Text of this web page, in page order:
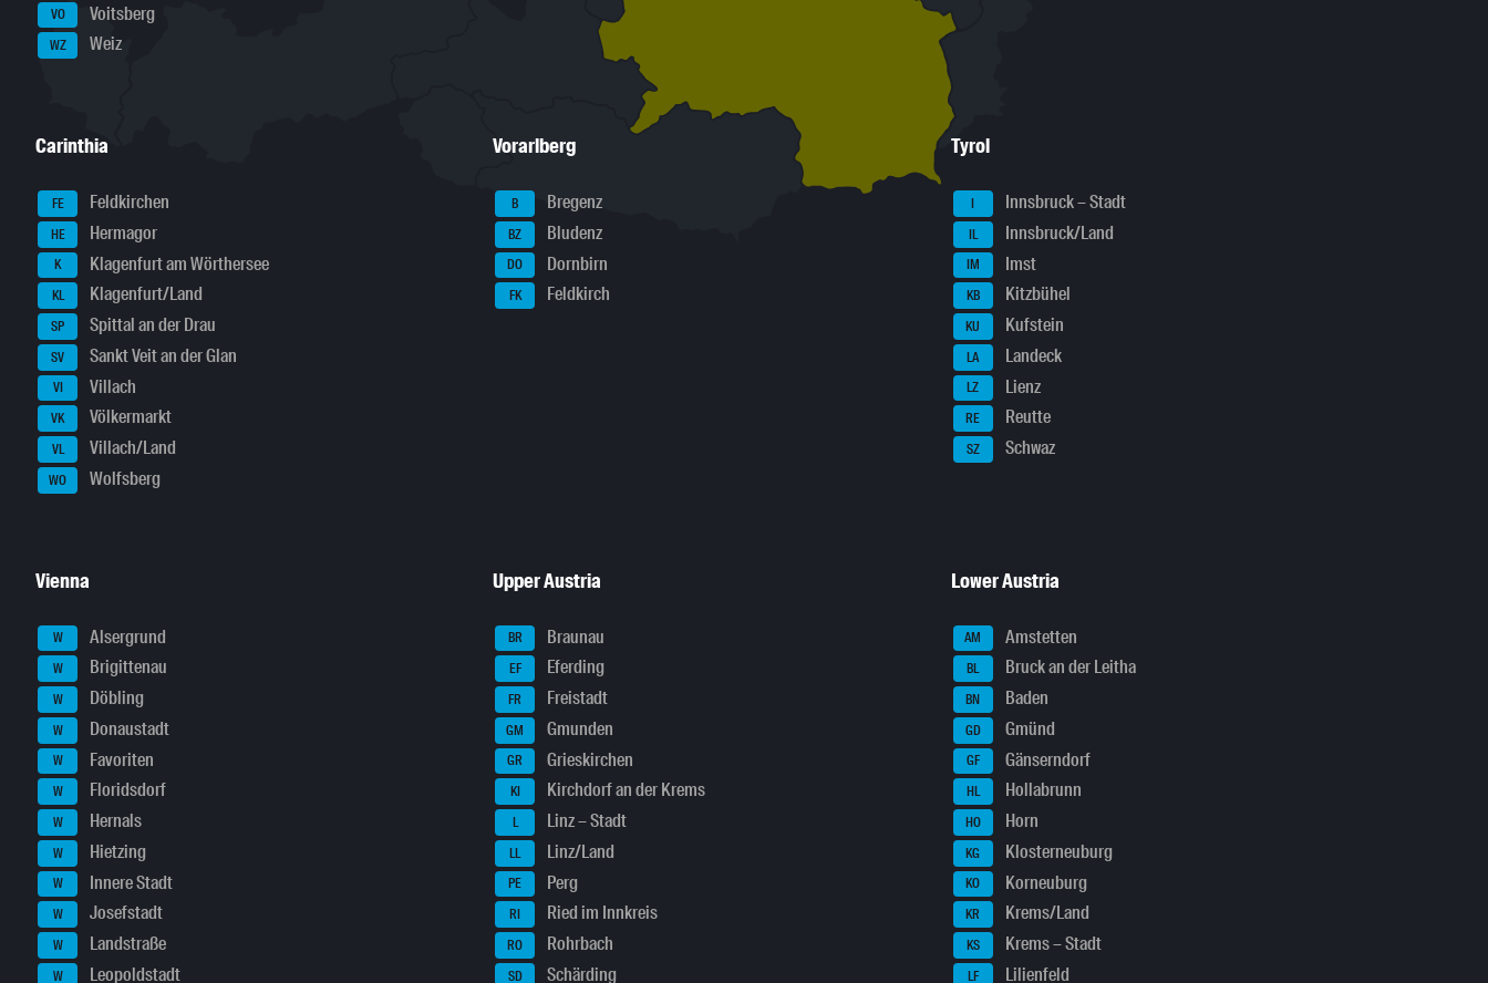
VO Voitsberg
WZ Weiz
Carinthia
FE Feldkirchen
HE Hermagor
K Klagenfurt am Wörthersee
KL Klagenfurt/Land
SP Spittal an der Drau
SV Sankt Veit an der Glan
VI Villach
VK Völkermarkt
VL Villach/Land
WO Wolfsberg
Vorarlberg
B Bregenz
BZ Bludenz
DO Dornbirn
FK Feldkirch
Tyrol
I Innsbruck – Stadt
IL Innsbruck/Land
IM Imst
KB Kitzbühel
KU Kufstein
LA Landeck
LZ Lienz
RE Reutte
SZ Schwaz
Vienna
W Alsergrund
W Brigittenau
W Döbling
W Donaustadt
W Favoriten
W Floridsdorf
W Hernals
W Hietzing
W Innere Stadt
W Josefstadt
W Landstraße
W Leopoldstadt
Upper Austria
BR Braunau
EF Eferding
FR Freistadt
GM Gmunden
GR Grieskirchen
KI Kirchdorf an der Krems
L Linz – Stadt
LL Linz/Land
PE Perg
RI Ried im Innkreis
RO Rohrbach
SD Schärding
Lower Austria
AM Amstetten
BL Bruck an der Leitha
BN Baden
GD Gmünd
GF Gänserndorf
HL Hollabrunn
HO Horn
KG Klosterneuburg
KO Korneuburg
KR Krems/Land
KS Krems – Stadt
LF Lilienfeld